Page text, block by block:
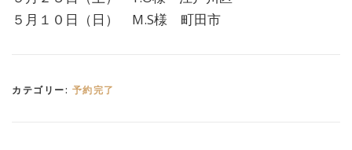
５月１０日（日） M.S様 町田市
カテゴリー: 予約完了